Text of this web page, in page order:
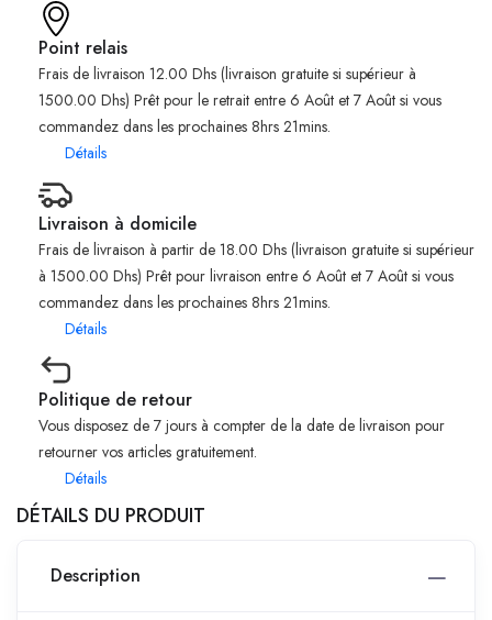
Point relais
Frais de livraison 12.00 Dhs (livraison gratuite si supérieur à
1500.00 Dhs) Prêt pour le retrait entre 6 Août et 7 Août si vous
commandez dans les prochaines 8hrs 21mins.
Détails
Livraison à domicile
Frais de livraison à partir de 18.00 Dhs (livraison gratuite si supérieur
à 1500.00 Dhs) Prêt pour livraison entre 6 Août et 7 Août si vous
commandez dans les prochaines 8hrs 21mins.
Détails
Politique de retour
Vous disposez de 7 jours à compter de la date de livraison pour
retourner vos articles gratuitement.
Détails
DÉTAILS DU PRODUIT
Description